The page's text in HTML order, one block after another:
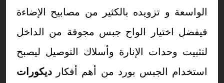
الواسعة و تزويده بالكثير من مصابيح الإضاءة
فيفضل اختيار الواح جبس مجوفة من الداخل
لتثبيت وحدات الإنارة وأسلاك التوصيل ليصبح
استخدام الجبس بورد من أهم أفكارديكورات